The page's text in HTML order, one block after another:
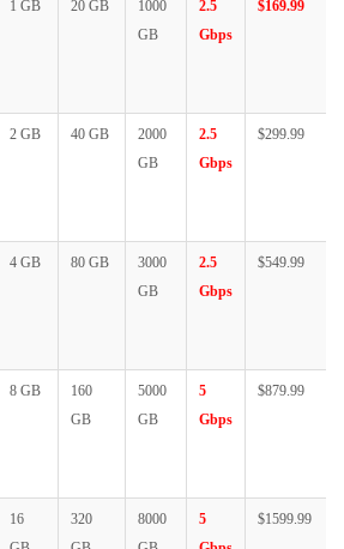
1 GB 20 GB
1000
GB
2.5
Gbps
$169.99
2 GB 40 GB
2000
GB
2.5
Gbps
$299.99
4 GB 80 GB
3000
GB
2.5
Gbps
$549.99
8 GB
160
GB
5000
GB
5
Gbps
$879.99
16
320
8000
5
$1599.99